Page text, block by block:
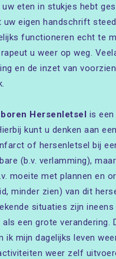
eten in stukjes hebt
uw eigen handschrift
functioneren echt te
u weer op weg.
en de inzet van
Hersenletsel is een
kunt u denken aan
of hersenletsel bij
(b.v. verlamming),
moeite met plannen en
minder zien) van dit
situaties zijn
een grote verandering.
ik mijn dagelijks leven
weer zelf